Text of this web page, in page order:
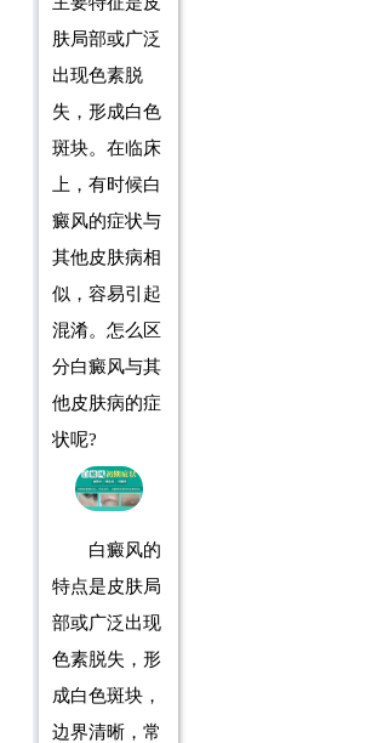
肤局部或广泛
出现色素脱
失，形成白色
斑块。在临床
上，有时候白
癜风的症状与
其他皮肤病相
似，容易引起
混淆。怎么区
分白癜风与其
他皮肤病的症
状呢?
白癜风的
特点是皮肤局
部或广泛出现
色素脱失，形
成白色斑块，
边界清晰，常